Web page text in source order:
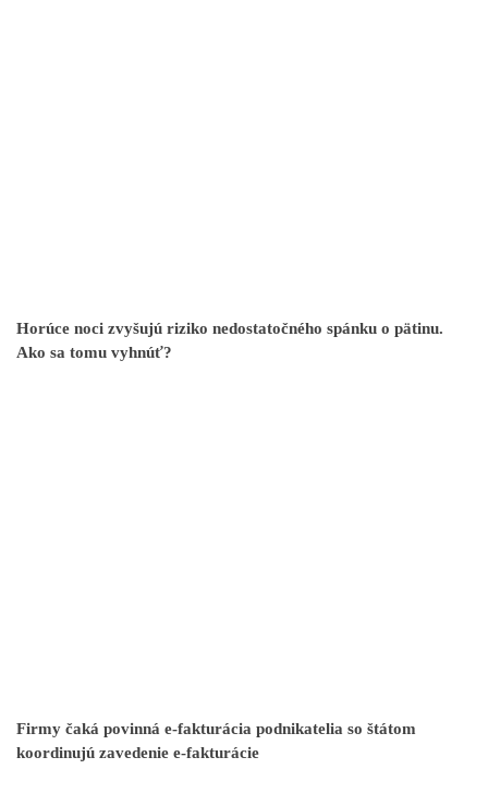
Horúce noci zvyšujú riziko nedostatočného spánku o pätinu.
Ako sa tomu vyhnúť?
Firmy čaká povinná e-fakturácia podnikatelia so štátom
koordinujú zavedenie e-fakturácie